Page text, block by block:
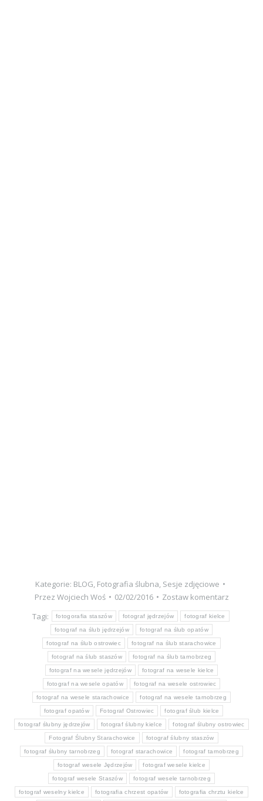
Kategorie: BLOG, Fotografia ślubna, Sesje zdjęciowe
Przez Wojciech Woś 02/02/2016
Zostaw komentarz
Tagi:
fotogorafia staszów fotograf jędrzejów fotograf kielce
fotograf na ślub jędrzejów fotograf na ślub opatów
fotograf na ślub ostrowiec fotograf na ślub starachowice
fotograf na ślub staszów fotograf na ślub tarnobrzeg
fotograf na wesele jędrzejów fotograf na wesele kielce
fotograf na wesele opatów fotograf na wesele ostrowiec
fotograf na wesele starachowice fotograf na wesele tarnobrzeg
fotograf opatów Fotograf Ostrowiec fotograf ślub kielce
fotograf ślubny jędrzejów fotograf ślubny kielce fotograf ślubny ostrowiec
Fotograf Ślubny Starachowice fotograf ślubny staszów
fotograf ślubny tarnobrzeg fotograf starachowice fotograf tarnobrzeg
fotograf wesele Jędrzejów fotograf wesele kielce
fotograf wesele Staszów fotograf wesele tarnobrzeg
fotograf weselny kielce fotografia chrzest opatów fotografia chrztu kielce